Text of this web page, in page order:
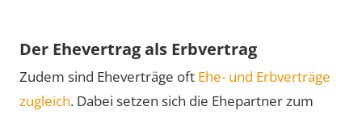
Der Ehevertrag als Erbvertrag
Zudem sind Eheverträge oft Ehe- und Erbverträge
zugleich. Dabei setzen sich die Ehepartner zum